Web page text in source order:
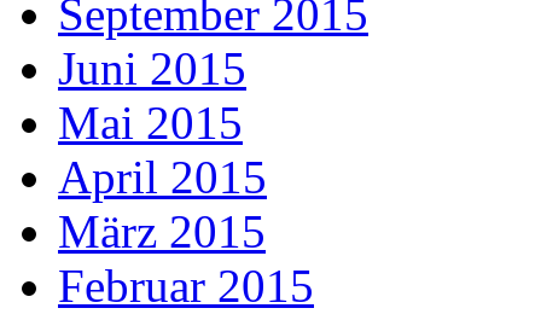
September 2015
Juni 2015
Mai 2015
April 2015
März 2015
Februar 2015